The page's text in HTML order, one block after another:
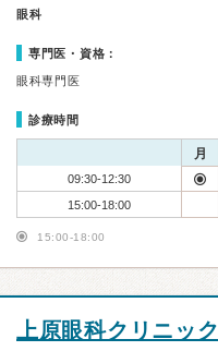
眼科
専門医・資格：
眼科専門医
診療時間
月
09:30-12:30
15:00-18:00
15:00-18:00
上原眼科クリニック